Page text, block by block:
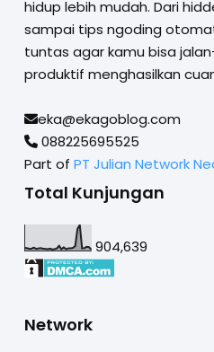
hidup lebih mudah. Dari
sampai tips ngoding
tuntas agar kamu bisa
produktif menghasilkan
eka@ekagoblog.com
088225695525
Part of PT Julian Network
Total Kunjungan
904,639
Network